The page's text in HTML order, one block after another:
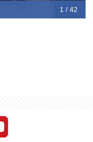
觀，擴闊同學們的視
1 / 42
2 / 42
3 / 42
4 / 42
5 / 42
6 / 42
7 / 42
8 / 42
9 / 42
10 / 42
11 / 42
12 / 42
13 / 42
14 / 42
15 / 42
16 / 42
17 / 42
18 / 42
19 / 42
20 / 42
21 / 42
22 / 42
23 / 42
24 / 42
25 / 42
26 / 42
27 / 42
28 / 42
29 / 42
30 / 42
31 / 42
32 / 42
33 / 42
34 / 42
35 / 42
36 / 42
37 / 42
38 / 42
39 / 42
40 / 42
41 / 42
42 / 42